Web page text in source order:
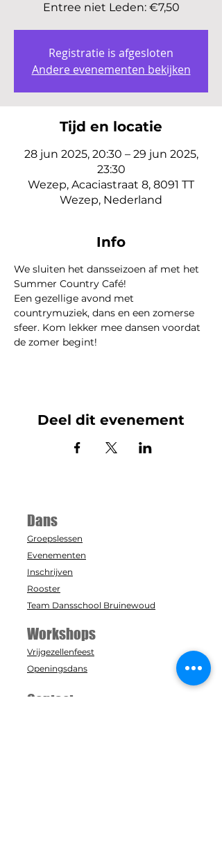
Entree niet Leden: €7,50
Registratie is afgesloten
Andere evenementen bekijken
Tijd en locatie
28 jun 2025, 20:30 – 29 jun 2025,
23:30
Wezep, Acaciastraat 8, 8091 TT
Wezep, Nederland
Info
We sluiten het dansseizoen af met het
Summer Country Café!
Een gezellige avond met
countrymuziek, dans en een zomerse
sfeer. Kom lekker mee dansen voordat
de zomer begint!
Deel dit evenement
Dans
Groepslessen
Evenementen
Inschrijven
Rooster
Team Dansschool Bruinewoud
Workshops
Vrijgezellenfeest
Openingsdans
Contact